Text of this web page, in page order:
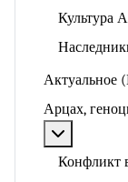
Культура
Актуальное
Арцах,
Конфликт